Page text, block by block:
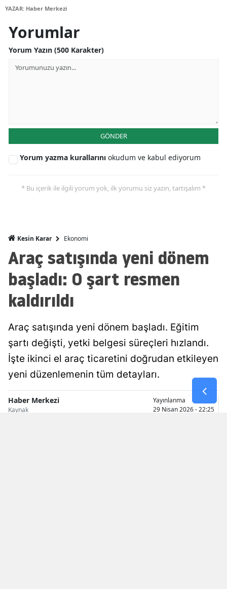
Kütahya
Kahramanmaraş
Muş
Nevşehir
Rize
Sakarya
Samsun
Siirt
YAZAR: Haber Merkezi
Yorumlar
Yorum Yazın (500 Karakter)
GÖNDER
Yorum yazma kurallarını okudum ve kabul ediyorum
* Bu içerik ile ilgili yorum yok, ilk yorumu siz yazın, tartışalım *
Kesin Karar Ekonomi
Araç satışında yeni dönem
başladı: O şart resmen
kaldırıldı
Araç satışında yeni dönem başladı. Eğitim
şartı değişti, yetki belgesi süreçleri hızlandı.
İşte ikinci el araç ticaretini doğrudan etkileyen
yeni düzenlemenin tüm detayları.
Haber Merkezi
Kaynak
Yayınlanma
29 Nisan 2026 - 22:25